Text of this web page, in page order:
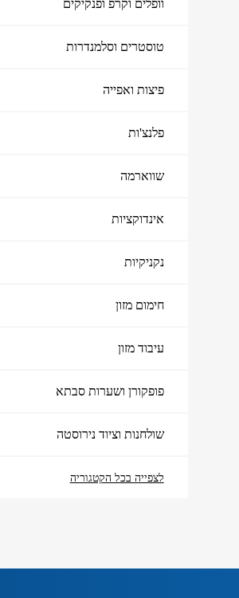
וופלים וקרפ ופנקיקים
טוסטרים וסלמנדרות
פיצות ואפייה
פלנצ'ות
שווארמה
אינדוקציות
נקניקיות
חימום מזון
עיבוד מזון
פופקורן ושערות סבתא
שולחנות וציוד נירוסטה
לצפייה בכל הקטגוריה